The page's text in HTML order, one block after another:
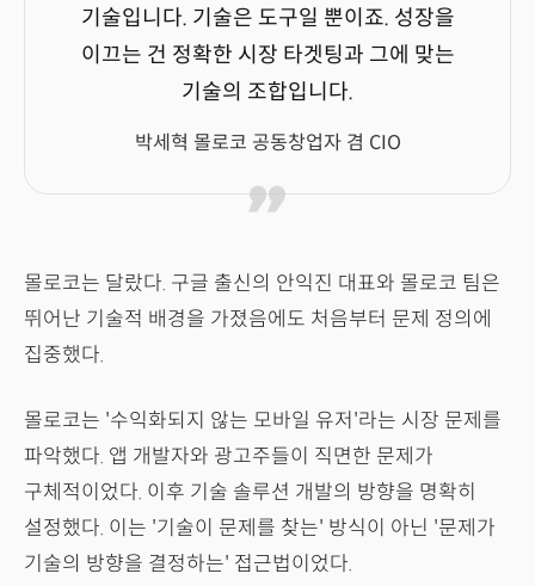
기술입니다. 기술은 도구일 뿐이죠. 성장을
이끄는 건 정확한 시장 타겟팅과 그에 맞는
기술의 조합입니다.
박세혁 몰로코 공동창업자 겸 CIO
몰로코는 달랐다. 구글 출신의 안익진 대표와 몰로코 팀은
뛰어난 기술적 배경을 가졌음에도 처음부터 문제 정의에
집중했다.
몰로코는 '수익화되지 않는 모바일 유저'라는 시장 문제를
파악했다. 앱 개발자와 광고주들이 직면한 문제가
구체적이었다. 이후 기술 솔루션 개발의 방향을 명확히
설정했다. 이는 '기술이 문제를 찾는' 방식이 아닌 '문제가
기술의 방향을 결정하는' 접근법이었다.